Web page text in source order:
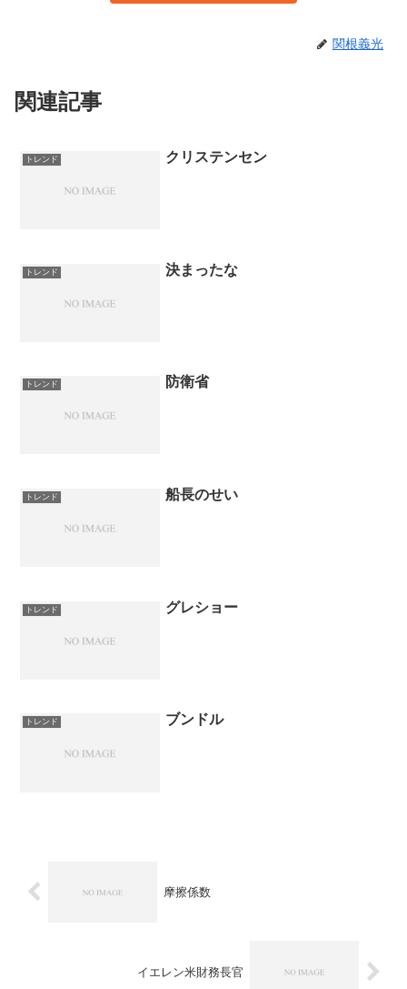
関根義光
関連記事
トレンド クリステンセン
トレンド 決まったな
トレンド 防衛省
トレンド 船長のせい
トレンド グレショー
トレンド ブンドル
摩擦係数
イエレン米財務長官